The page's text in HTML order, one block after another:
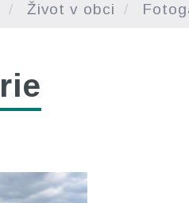
Život v obci